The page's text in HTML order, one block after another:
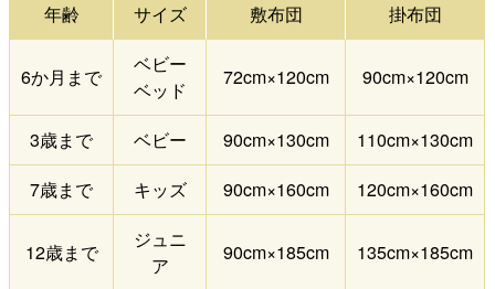
年齢 サイズ 敷布団 掛布団
6か月まで
ベビー
ベッド
72cm×120cm 90cm×120cm
3歳まで ベビー 90cm×130cm
110cm×130cm
7歳まで
キッズ 90cm×160cm 120cm×160cm
12歳まで
ジュニ
ア
90cm×185cm 135cm×185cm